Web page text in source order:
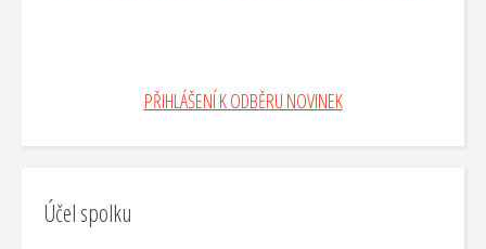
PŘIHLÁŠENÍ K ODBĚRU NOVINEK
Účel spolku